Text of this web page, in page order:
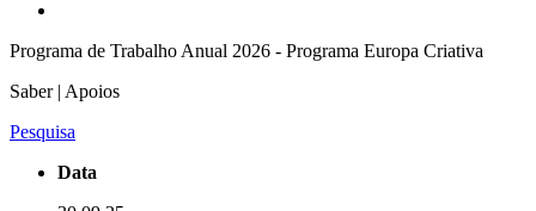
Programa de Trabalho Anual 2026 - Programa Europa Criativa
Saber | Apoios
Pesquisa
Data